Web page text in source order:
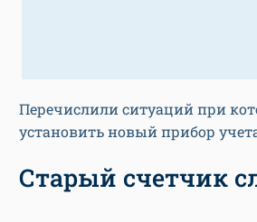
Перечислили ситуаций при
установить новый прибор
Старый счетчик